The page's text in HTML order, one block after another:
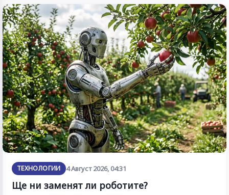
ТЕХНОЛОГИИ 4 Август 2026, 04:31
Ще ни заменят ли роботите?